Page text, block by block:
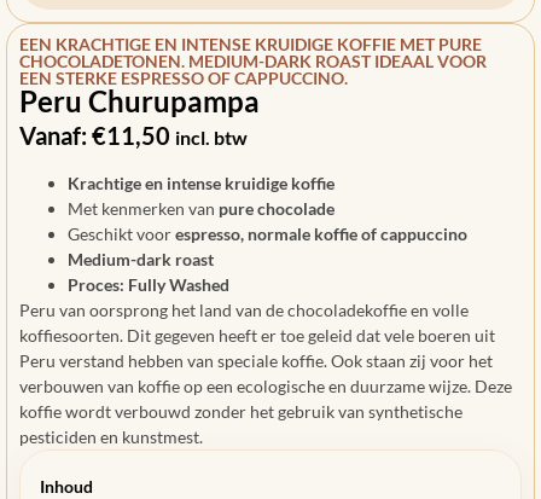
EEN KRACHTIGE EN INTENSE KRUIDIGE KOFFIE MET PURE
CHOCOLADETONEN. MEDIUM-DARK ROAST IDEAAL VOOR
EEN STERKE ESPRESSO OF CAPPUCCINO.
Peru Churupampa
Vanaf:€11,50 incl. btw
Krachtige en intense kruidige koffie
Met kenmerken van pure chocolade
Geschikt voorespresso, normale koffie of cappuccino
Medium-dark roast
Proces: Fully Washed
Peru van oorsprong het land van de chocoladekoffie en volle
koffiesoorten. Dit gegeven heeft er toe geleid dat vele boeren uit
Peru verstand hebben van speciale koffie. Ook staan zij voor het
verbouwen van koffie op een ecologische en duurzame wijze. Deze
koffie wordt verbouwd zonder het gebruik van synthetische
pesticiden en kunstmest.
Inhoud